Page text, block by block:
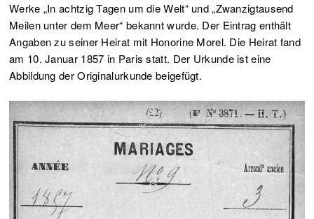
Werke „In achtzig Tagen um die Welt“ und „Zwanzigtausend
Meilen unter dem Meer“ bekannt wurde. Der Eintrag enthält
Angaben zu seiner Heirat mit Honorine Morel. Die Heirat fand
am 10. Januar 1857 in Paris statt. Der Urkunde ist eine
Abbildung der Originalurkunde beigefügt.